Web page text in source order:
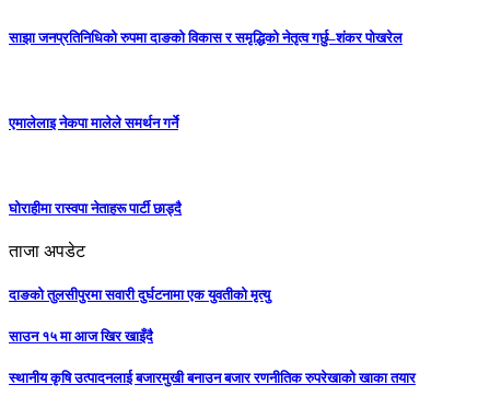
साझा जनप्रतिनिधिको रुपमा दाङको विकास र समृद्धिको नेतृत्व गर्छु–शंकर पोखरेल
एमालेलाइ नेकपा मालेले समर्थन गर्ने
घोराहीमा रास्वपा नेताहरू पार्टी छाड्दै
ताजा अपडेट
दाङको तुलसीपुरमा सवारी दुर्घटनामा एक युवतीको मृत्यु
साउन १५ मा आज खिर खाइँदै
स्थानीय कृषि उत्पादनलाई बजारमुखी बनाउन बजार रणनीतिक रुपरेखाको खाका तयार